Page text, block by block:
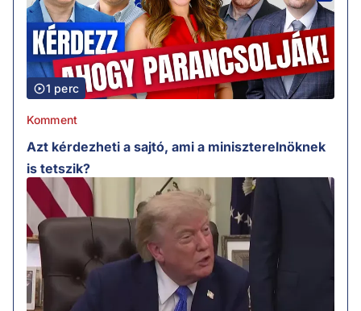
1 perc
Komment
Azt kérdezheti a sajtó, ami a miniszterelnöknek
is tetszik?